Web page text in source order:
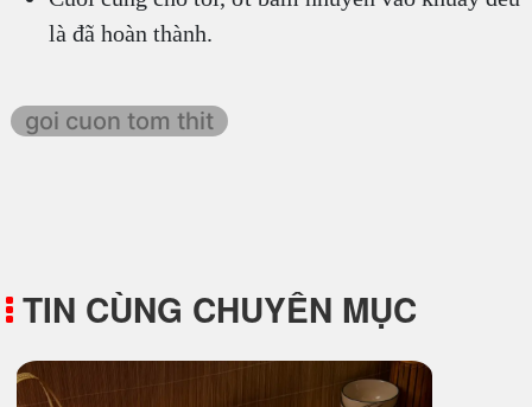
là đã hoàn thành.
goi cuon tom thit
TIN CÙNG CHUYÊN MỤC